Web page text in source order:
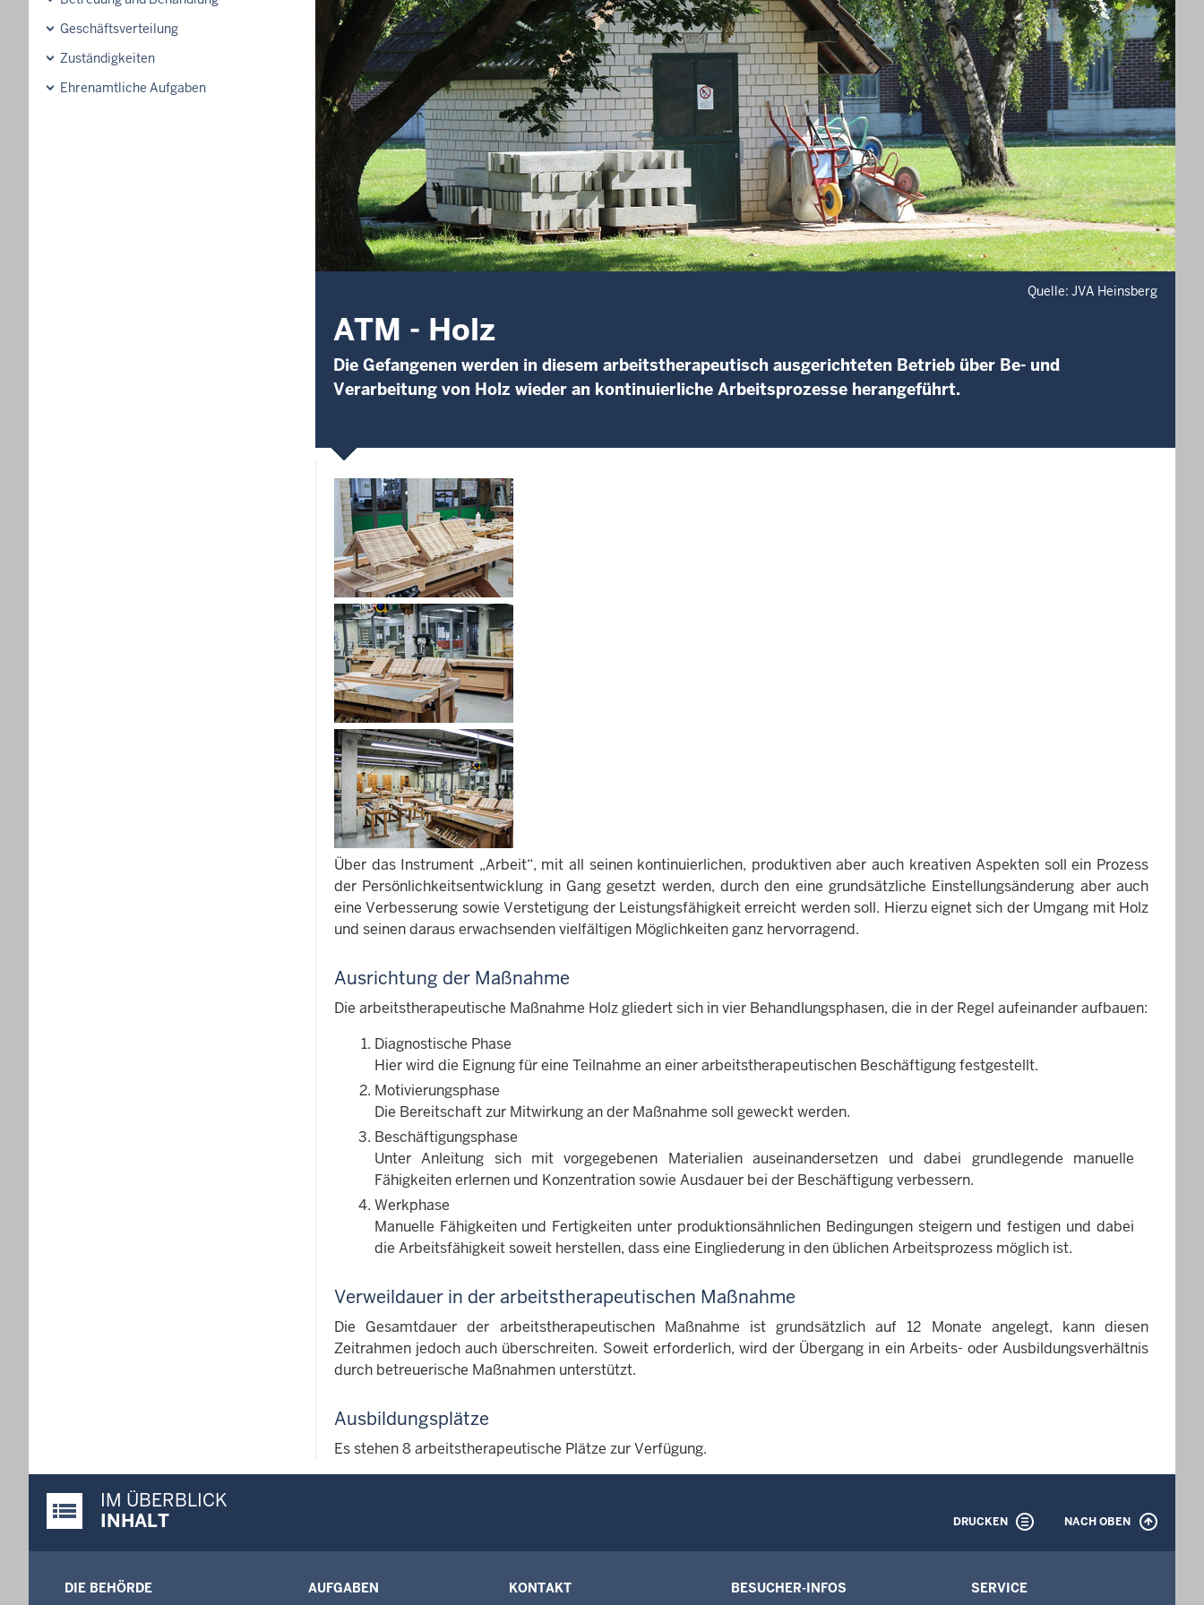
Geschäftsverteilung
Zuständigkeiten
Ehrenamtliche Aufgaben
Quelle: JVA Heinsberg
ATM - Holz
Die Gefangenen werden in diesem arbeitstherapeutisch ausgerichteten Betrieb über Be- und
Verarbeitung von Holz wieder an kontinuierliche Arbeitsprozesse herangeführt.
Über das Instrument „Arbeit“, mit all seinen kontinuierlichen, produktiven aber auch kreativen Aspekten soll ein Prozess
der Persönlichkeitsentwicklung in Gang gesetzt werden, durch den eine grundsätzliche Einstellungsänderung aber auch
eine Verbesserung sowie Verstetigung der Leistungsfähigkeit erreicht werden soll. Hierzu eignet sich der Umgang mit Holz
und seinen daraus erwachsenden vielfältigen Möglichkeiten ganz hervorragend.
Ausrichtung der Maßnahme
Die arbeitstherapeutische Maßnahme Holz gliedert sich in vier Behandlungsphasen, die in der Regel aufeinander aufbauen:
Diagnostische Phase
Hier wird die Eignung für eine Teilnahme an einer arbeitstherapeutischen Beschäftigung festgestellt.
Motivierungsphase
Die Bereitschaft zur Mitwirkung an der Maßnahme soll geweckt werden.
Beschäftigungsphase
Unter Anleitung sich mit vorgegebenen Materialien auseinandersetzen und dabei grundlegende manuelle
Fähigkeiten erlernen und Konzentration sowie Ausdauer bei der Beschäftigung verbessern.
Werkphase
Manuelle Fähigkeiten und Fertigkeiten unter produktionsähnlichen Bedingungen steigern und festigen und dabei
die Arbeitsfähigkeit soweit herstellen, dass eine Eingliederung in den üblichen Arbeitsprozess möglich ist.
Verweildauer in der arbeitstherapeutischen Maßnahme
Die Gesamtdauer der arbeitstherapeutischen Maßnahme ist grundsätzlich auf 12 Monate angelegt, kann diesen
Zeitrahmen jedoch auch überschreiten. Soweit erforderlich, wird der Übergang in ein Arbeits- oder Ausbildungsverhältnis
durch betreuerische Maßnahmen unterstützt.
Ausbildungsplätze
Es stehen 8 arbeitstherapeutische Plätze zur Verfügung.
Justiz-Portal im Überblick:
IM ÜBERBLICK
INHALT
DRUCKEN NACH OBEN
DIE BEHÖRDE AUFGABEN KONTAKT BESUCHER-INFOS SERVICE